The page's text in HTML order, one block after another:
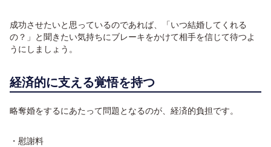
成功させたいと思っているのであれば、「いつ結婚してくれる
の？」と聞きたい気持ちにブレーキをかけて相手を信じて待つよ
うにしましょう。
経済的に支える覚悟を持つ
略奪婚をするにあたって問題となるのが、経済的負担です。
・慰謝料